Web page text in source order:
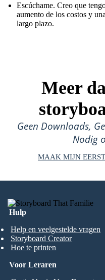
Escúchame. Creo que
aumento de los costos y
largo plazo.
Meer
Geen Downloads,
Nodig
MAAK MIJN
Hulp
Help en veelgestelde vragen
Storyboard Creator
Hoe te printen
Voor Leraren